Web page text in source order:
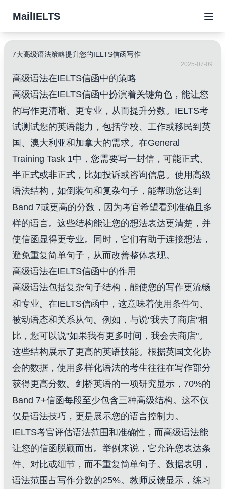
MailIELTS
7大高级语法策略提升您的IELTS信函写作
2025-07-09
高级语法在IELTS信函中的策略
高级语法在IELTS信函中扮演着关键角色，能让您
的写作更清晰、更专业，从而提升分数。IELTS考
试测试您的英语能力，包括学校、工作或移民到英
国、澳大利亚和加拿大的需求。在General
Training Task 1中，您需要写一封信，可能正式、
半正式或非正式，比如投诉或咨询信息。使用高级
语法结构，如倒装句和复杂句子，能帮助您达到
Band 7或更高的分数，因为考官希望看到准确且多
样的语言。这些结构能让您的想法表达更清楚，并
使信函显得更专业。同时，它们有助于连接想法，
避免重复简单句子，从而改善整体表现。
高级语法在IELTS信函中的作用
高级语法包括复杂句子结构，能使您的写作更流畅
和专业。在IELTS信函中，这意味着使用条件句、
被动语态和关系从句。例如，与说"我去了商店"相
比，您可以说"如果我有更多时间，我会去商店"。
这些结构展示了更高的英语技能。根据英国文化协
会的数据，使用多样化语法的考生往往在写作部分
获得更高分数。剑桥英语的一项研究显示，70%的
Band 7+信函每段至少包含三种高级结构。这不仅
仅是语法技巧，更是展示您的语言控制力。
IELTS考官评估语法范围和准确性，而高级语法能
让您的信函脱颖而出。举例来说，它允许您表达条
件、对比或细节，而不重复简单句子。数据表明，
语法范围占写作分数的25%。教师反馈显示，练习